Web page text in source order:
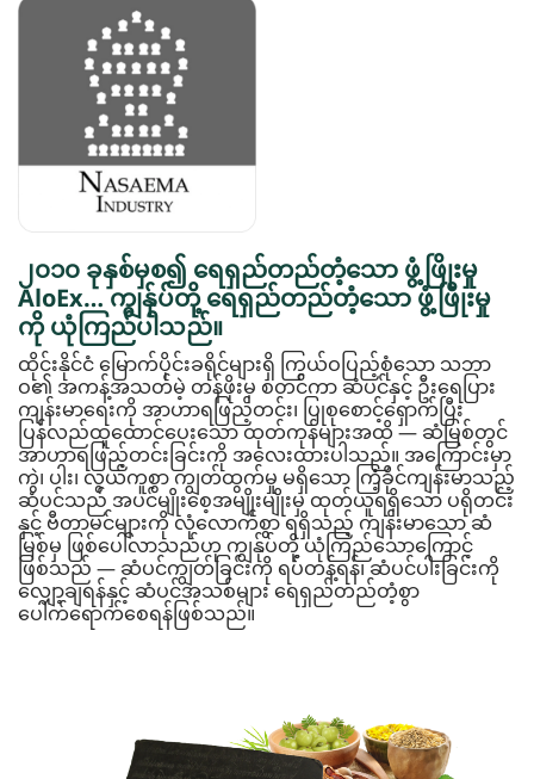
၂၀၁၀ ခုနှစ်မှစ၍ ရေရှည်တည်တံ့သော ဖွံ့ဖြိုးမှု
AloEx… ကျွန်ုပ်တို့ ရေရှည်တည်တံ့သော ဖွံ့ဖြိုးမှု
ကို ယုံကြည်ပါသည်။
ထိုင်းနိုင်ငံ မြောက်ပိုင်းခရိုင်များရှိ ကြွယ်ဝပြည့်စုံသော သဘာ
ဝ၏ အကန့်အသတ်မဲ့ တန်ဖိုးမှ စတင်ကာ ဆံပင်နှင့် ဦးရေပြား
ကျန်းမာရေးကို အာဟာရဖြည့်တင်း၊ ပြုစုစောင့်ရှောက်ပြီး
ပြန်လည်ထူထောင်ပေးသော ထုတ်ကုန်များအထိ — ဆံမြစ်တွင်
အာဟာရဖြည့်တင်းခြင်းကို အလေးထားပါသည်။ အကြောင်းမှာ
ကွဲ၊ ပါး၊ လွယ်ကူစွာ ကျွတ်ထွက်မှု မရှိသော ကြံ့ခိုင်ကျန်းမာသည့်
ဆံပင်သည် အပင်မျိုးစေ့အမျိုးမျိုးမှ ထုတ်ယူရရှိသော ပရိုတင်း
နှင့် ဗီတာမင်များကို လုံလောက်စွာ ရရှိသည့် ကျန်းမာသော ဆံ
မြစ်မှ ဖြစ်ပေါ်လာသည်ဟု ကျွန်ုပ်တို့ ယုံကြည်သောကြောင့်
ဖြစ်သည် — ဆံပင်ကျွတ်ခြင်းကို ရပ်တန့်ရန်၊ ဆံပင်ပါးခြင်းကို
လျှော့ချရန်နှင့် ဆံပင်အသစ်များ ရေရှည်တည်တံ့စွာ
ပေါက်ရောက်စေရန်ဖြစ်သည်။